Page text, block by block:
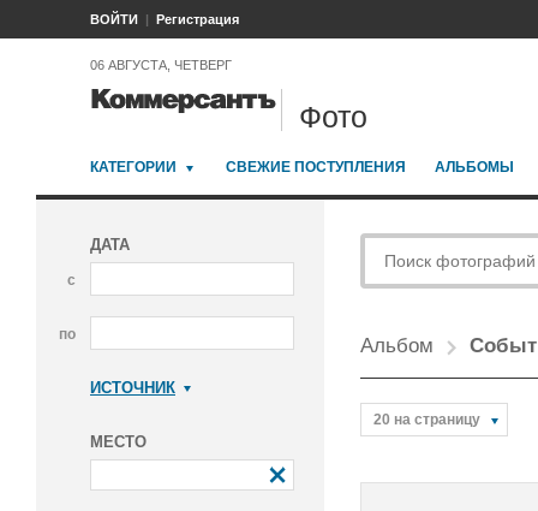
ВОЙТИ Регистрация
06 АВГУСТА, ЧЕТВЕРГ
Фото
КАТЕГОРИИ СВЕЖИЕ ПОСТУПЛЕНИЯ АЛЬБОМЫ
ДАТА
с
по
ИСТОЧНИК
МЕСТО
Альбом
20 на страницу